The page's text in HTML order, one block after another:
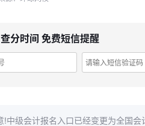
分时间 免费短信提醒
中级会计报名入口已经变更为全国